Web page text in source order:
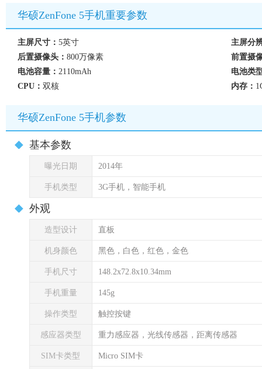
华硕ZenFone 5手机重要参数
主屏尺寸： 5英寸
主屏分
后置摄像头： 800万像素
前置摄
电池容量： 2110mAh
电池类
CPU： 双核 内存：
华硕ZenFone 5手机参数
基本参数
曝光日期 2014年
手机类型 3G手机，智能手机
外观
造型设计 直板
机身颜色 黑色，白色，红色，金色
手机尺寸 148.2x72.8x10.34mm
手机重量 145g
操作类型 触控按键
感应器类型 重力感应器，光线传感器，距离传感器
SIM卡类型 Micro SIM卡